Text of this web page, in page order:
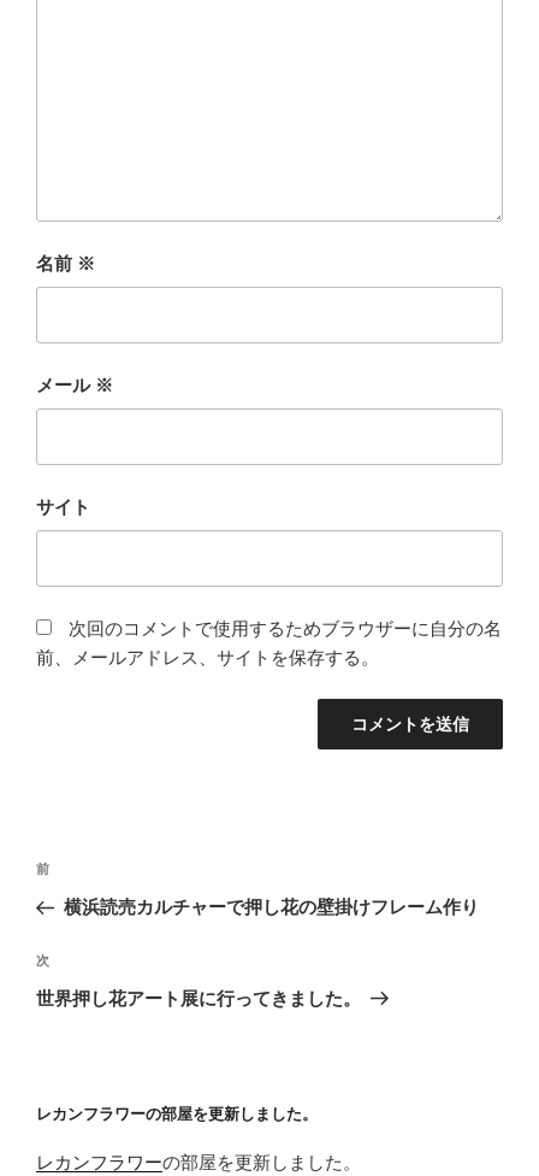
名前 ※
メール ※
サイト
次回のコメントで使用するためブラウザーに自分の名
前、メールアドレス、サイトを保存する。
投
ナ
ビ
ゲ
ン
前
の
稿
前
横浜読売カルチャーで押し花の壁掛けフレーム作り
次
の
次
世界押し花アート展に行ってきました。
レカンフラワーの部屋を更新しました。
レカンフラワーの部屋を更新しました。